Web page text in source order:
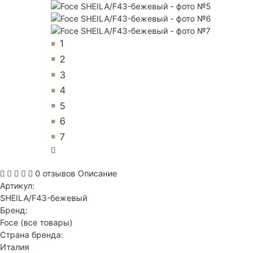
1
2
3
4
5
6
7
0 отзывов Описание
Артикул:
SHEILA/F43-бежевый
Бренд:
Foce (все товары)
Страна бренда:
Италия